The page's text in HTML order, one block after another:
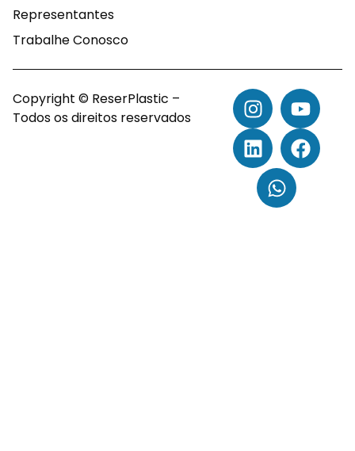
Representantes
Trabalhe Conosco
Copyright © ReserPlastic –
Todos os direitos reservados